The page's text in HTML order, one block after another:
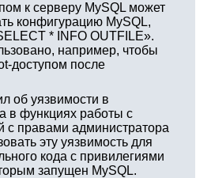
к серверу MySQL может
конфигурацию MySQL,
* INFO OUTFILE».
например, чтобы
доступом после
об уязвимости в
в функциях работы с
правами администратора
эту уязвимость для
кода с привилегиями
запущен MySQL.